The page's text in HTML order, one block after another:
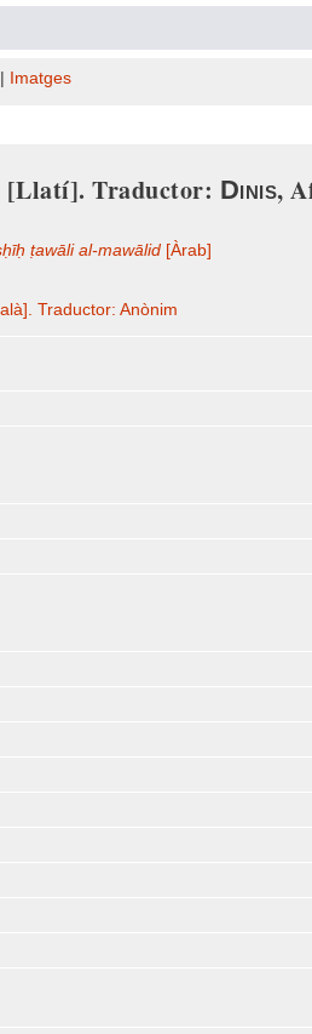
Imatges
[Llatí]. Traductor: Dinis,
ṭawāli al-mawālid [Àrab]
Traductor: Anònim